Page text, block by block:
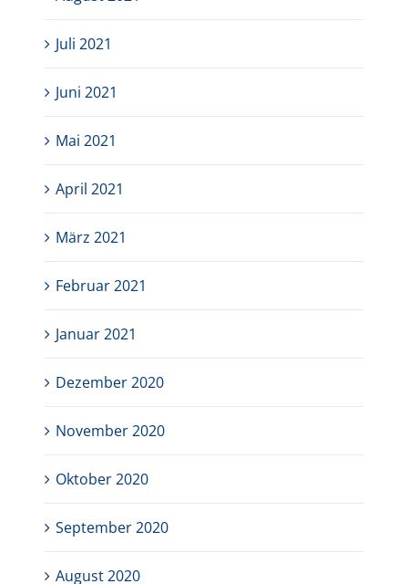
Juli 2021
Juni 2021
Mai 2021
April 2021
März 2021
Februar 2021
Januar 2021
Dezember 2020
November 2020
Oktober 2020
September 2020
August 2020